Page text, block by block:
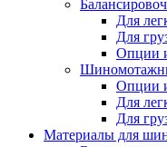
Для
Для
Опции
Опции
Для
Для
Материалы для